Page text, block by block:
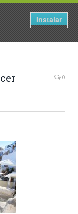
Instalar
0